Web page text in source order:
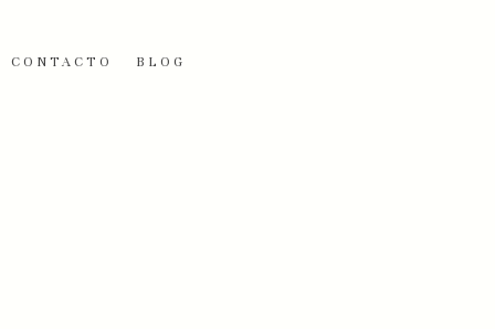
CONTACTO BLOG